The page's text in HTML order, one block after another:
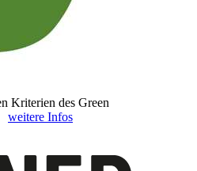
Kriterien des Green
weitere Infos